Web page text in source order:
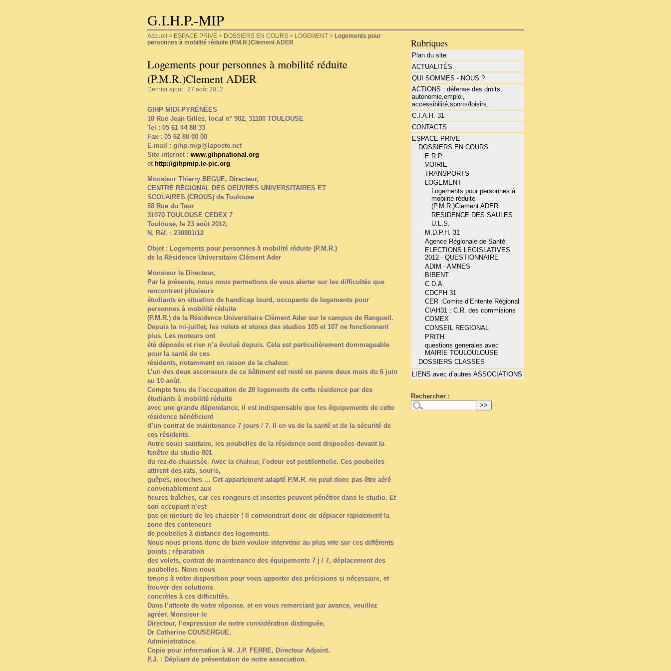
G.I.H.P.-MIP
Accueil > ESPACE PRIVE > DOSSIERS EN COURS > LOGEMENT > Logements pour
personnes à mobilité réduite (P.M.R.)Clement ADER
Logements pour personnes à mobilité réduite
(P.M.R.)Clement ADER
Dernier ajout : 27 août 2012.
GIHP MIDI-PYRÉNÉES
10 Rue Jean Gilles, local n° 902, 31100 TOULOUSE
Tel : 05 61 44 88 33
Fax : 05 62 88 00 00
E-mail : gihp.mip@laposte.net
Site internet : www.gihpnational.org
et http://gihpmip.le-pic.org
Monsieur Thierry BEGUE, Directeur,
CENTRE RÉGIONAL DES OEUVRES UNIVERSITAIRES ET
SCOLAIRES (CROUS) de Toulouse
58 Rue du Taur
31070 TOULOUSE CEDEX 7
Toulouse, le 23 août 2012,
N. Réf. : 230801/12
Objet : Logements pour personnes à mobilité réduite (P.M.R.)
de la Résidence Universitaire Clément Ader
Monsieur le Directeur,
Par la présente, nous nous permettons de vous alerter sur les difficultés que
rencontrent plusieurs
étudiants en situation de handicap lourd, occupants de logements pour
personnes à mobilité réduite
(P.M.R.) de la Résidence Universitaire Clément Ader sur le campus de Rangueil.
Depuis la mi-juillet, les volets et stores des studios 105 et 107 ne fonctionnent
plus. Les moteurs ont
été déposés et rien n’a évolué depuis. Cela est particulièrement dommageable
pour la santé de ces
résidents, notamment en raison de la chaleur.
L’un des deux ascenseurs de ce bâtiment est resté en panne deux mois du 6 juin
au 10 août.
Compte tenu de l’occupation de 20 logements de cette résidence par des
étudiants à mobilité réduite
avec une grande dépendance, il est indispensable que les équipements de cette
résidence bénéficient
d’un contrat de maintenance 7 jours / 7. Il en va de la santé et de la sécurité de
ces résidents.
Autre souci sanitaire, les poubelles de la résidence sont disposées devant la
fenêtre du studio 001
du rez-de-chaussée. Avec la chaleur, l’odeur est pestilentielle. Ces poubelles
attirent des rats, souris,
guêpes, mouches … Cet appartement adapté P.M.R. ne peut donc pas être aéré
convenablement aux
heures fraîches, car ces rongeurs et insectes peuvent pénétrer dans le studio. Et
son occupant n’est
pas en mesure de les chasser ! Il conviendrait donc de déplacer rapidement la
zone des conteneurs
de poubelles à distance des logements.
Nous nous prions donc de bien vouloir intervenir au plus vite sur ces différents
points : réparation
des volets, contrat de maintenance des équipements 7 j / 7, déplacement des
poubelles. Nous nous
tenons à votre disposition pour vous apporter des précisions si nécessaire, et
trouver des solutions
concrètes à ces difficultés.
Dans l’attente de votre réponse, et en vous remerciant par avance, veuillez
agréer, Monsieur le
Directeur, l’expression de notre considération distinguée,
Dr Catherine COUSERGUE,
Administratrice.
Copie pour information à M. J.P. FERRE, Directeur Adjoint.
P.J. : Dépliant de présentation de notre association.
Rubriques
Plan du site
ACTUALITÉS
QUI SOMMES - NOUS ?
ACTIONS : défense des droits,
autonomie,emploi,
accessibilité,sports/loisirs...
C.I.A.H. 31
CONTACTS
ESPACE PRIVE
DOSSIERS EN COURS
E.R.P.
VOIRIE
TRANSPORTS
LOGEMENT
Logements pour personnes à
mobilité réduite
(P.M.R.)Clement ADER
RESIDENCE DES SAULES
U.L.S.
M.D.P.H. 31
Agence Régionale de Santé
ELECTIONS LEGISLATIVES
2012 - QUESTIONNAIRE
ADIM - AMNES
BIBENT
C.D.A.
CDCPH 31
CER :Comite d’Entente Régional
CIAH31 : C.R. des commisions
COMEX
CONSEIL REGIONAL
PRITH
questions generales avec
MAIRIE TOULOULOUSE
DOSSIERS CLASSES
LIENS avec d’autres ASSOCIATIONS
Rechercher :